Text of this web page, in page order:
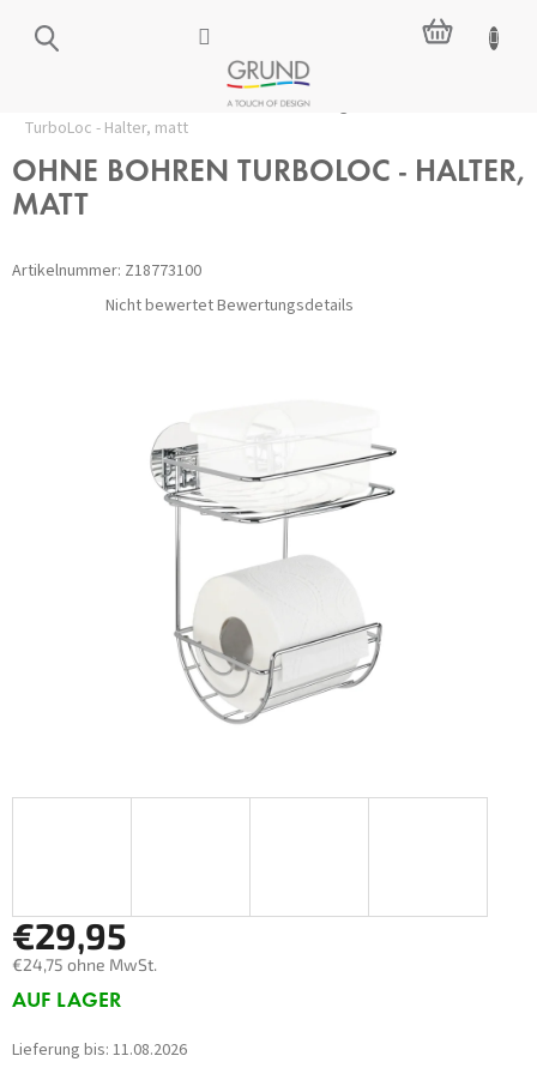
Inhalt
springen
Zubehör ohne Bohren / Halterungen
TurboLoc - Halter, matt
OHNE BOHREN TURBOLOC - HALTER,
MATT
Artikelnummer: Z18773100
Die
durchschnittliche
Nicht bewertetBewertungsdetails
€29,95
€24,75 ohne MwSt.
Verkaufspreis:
AUF LAGER
Lieferung bis: 11.08.2026